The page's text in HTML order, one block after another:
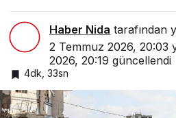
Haber Nida tarafından
2 Temmuz 2026, 20:03
2026, 20:19 güncellendi
4dk, 33sn